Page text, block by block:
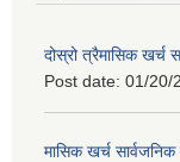
दोस्रो त्रैमासिक खर्च
Post date: 01/20/
मासिक खर्च सार्वजनिक